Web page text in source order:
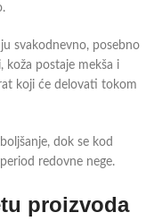
svakodnevno, posebno
koža postaje mekša i
koji će delovati tokom
dok se kod
redovne nege.
proizvoda